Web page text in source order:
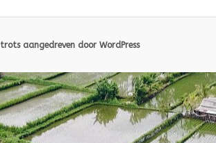
aangedreven door WordPress